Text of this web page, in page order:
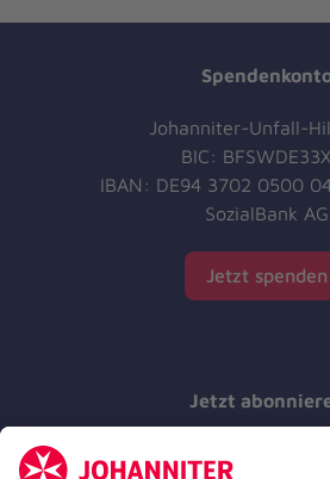
Johanniter-Unfall-
BIC:
IBAN: DE94 3702 0500
SozialBank AG
Jetzt spenden
Jetzt
Abständen über